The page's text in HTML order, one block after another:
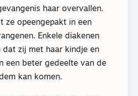
haar overvallen.
ze opeengepakt in een
Enkele diakenen
dat zij met haar kindje en
een beter gedeelte van de
kan komen.